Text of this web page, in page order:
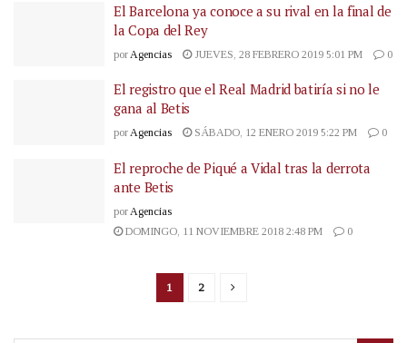
El Barcelona ya conoce a su rival en la final de
la Copa del Rey
por Agencias JUEVES, 28 FEBRERO 2019 5:01 PM 0
El registro que el Real Madrid batiría si no le
gana al Betis
porAgencias SÁBADO, 12 ENERO 2019 5:22 PM 0
El reproche de Piqué a Vidal tras la derrota
ante Betis
por Agencias
DOMINGO, 11 NOVIEMBRE 2018 2:48 PM
0
1 2